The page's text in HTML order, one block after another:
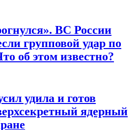
ВС России
групповой удар по
об этом известно?
удила и готов
ядерный